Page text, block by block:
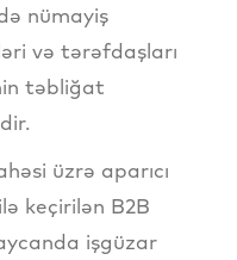
nümayiş
və tərəfdaşları
təbliğat
üzrə aparıcı
keçirilən B2B
işgüzar